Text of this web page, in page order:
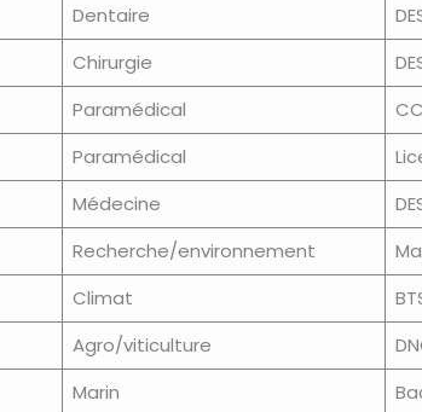
Dentaire
Chirurgie
Paramédical
Paramédical
Médecine
Recherche/environnement
Climat
Agro/viticulture
Marin